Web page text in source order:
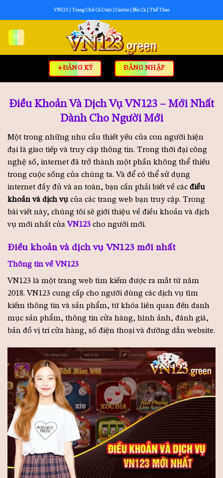
content
VN123 | Trang Chủ Cá Cược | Casino | Bắn Cá | Thể Thao
+ĐĂNG KÝ ĐĂNG NHẬP
Điều Khoản Và Dịch Vụ VN123 – Mới Nhất
Dành Cho Người Mới
Một trong những nhu cầu thiết yếu của con người hiện
đại là giao tiếp và truy cập thông tin. Trong thời đại công
nghệ số, internet đã trở thành một phần không thể thiếu
trong cuộc sống của chúng ta. Và để có thể sử dụng
internet đầy đủ và an toàn, bạn cần phải biết về các điều
khoản và dịch vụ của các trang web bạn truy cập. Trong
bài viết này, chúng tôi sẽ giới thiệu về điều khoản và dịch
vụ mới nhất của VN123 cho người mới.
Điều khoản và dịch vụ VN123 mới nhất
Thông tin về VN123
VN123 là một trang web tìm kiếm được ra mắt từ năm
2018. VN123 cung cấp cho người dùng các dịch vụ tìm
kiếm thông tin và sản phẩm, từ khóa liên quan đến danh
mục sản phẩm, thông tin cửa hàng, hình ảnh, đánh giá,
bản đồ vị trí cửa hàng, số điện thoại và đường dẫn website.